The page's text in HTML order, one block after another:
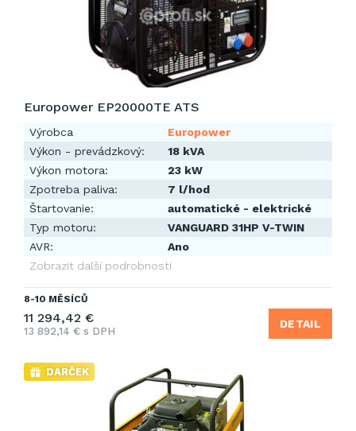
Europower EP20000TE ATS
Výrobca
Europower
Výkon - prevádzkový:
18 kVA
Výkon motora:
23 kW
Zpotreba paliva:
7 l/hod
Štartovanie:
automatické - elektrické
Typ motoru:
VANGUARD 31HP V-TWIN
AVR:
Ano
Zobrazit další podrobnosti
8-10 MĚSÍCŮ
11 294,42 €
13 892,14 € s DPH
DETAIL
DARČEK